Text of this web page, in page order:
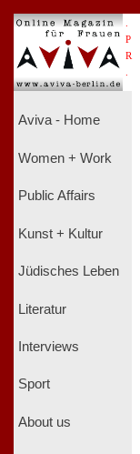
P
R
Aviva - Home
Women + Work
Public Affairs
Kunst + Kultur
Jüdisches Leben
Literatur
Interviews
Sport
About us